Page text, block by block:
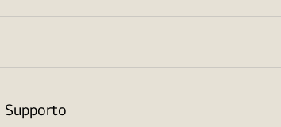
Supporto